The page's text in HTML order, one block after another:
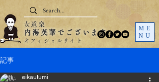
ME
NU
女道楽
内海英華でございます
オフィシャルサイト
記事
eikautumi